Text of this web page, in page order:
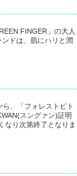
FINGER」の大人
ドは、肌にハリと潤
、「フォレストピト
スングァン)証明
なり次第終了となりま